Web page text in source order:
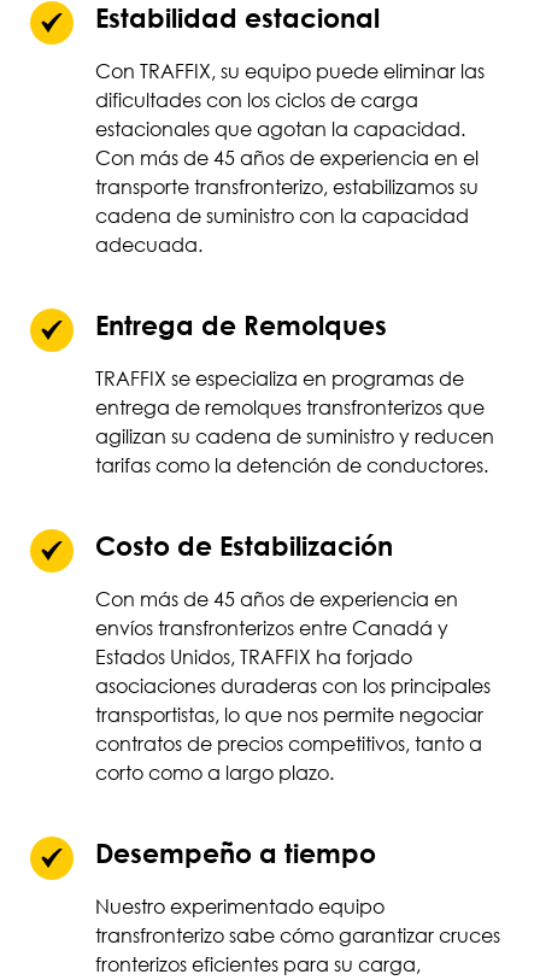
Estabilidad estacional
Con TRAFFIX, su equipo puede eliminar las
dificultades con los ciclos de carga
estacionales que agotan la capacidad.
Con más de 45 años de experiencia en el
transporte transfronterizo, estabilizamos su
cadena de suministro con la capacidad
adecuada.
Entrega de Remolques
TRAFFIX se especializa en programas de
entrega de remolques transfronterizos que
agilizan su cadena de suministro y reducen
tarifas como la detención de conductores.
Costo de Estabilización
Con más de 45 años de experiencia en
envíos transfronterizos entre Canadá y
Estados Unidos, TRAFFIX ha forjado
asociaciones duraderas con los principales
transportistas, lo que nos permite negociar
contratos de precios competitivos, tanto a
corto como a largo plazo.
Desempeño a tiempo
Nuestro experimentado equipo
transfronterizo sabe cómo garantizar cruces
fronterizos eficientes para su carga,